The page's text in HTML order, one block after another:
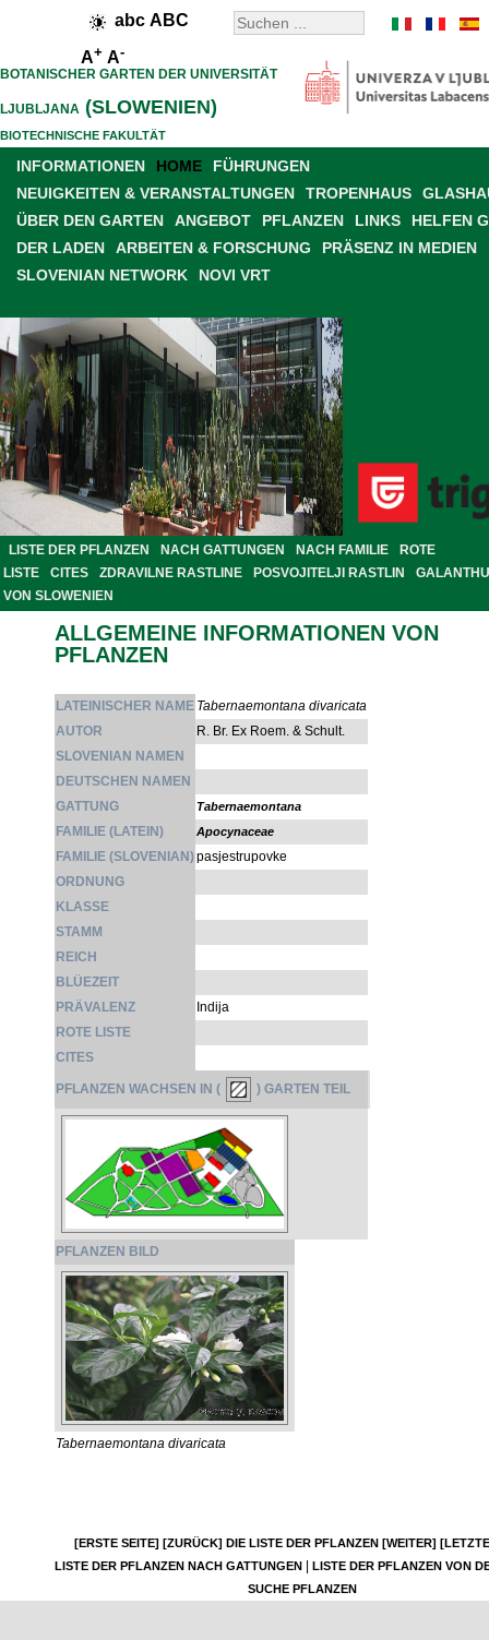
abc ABC
A+ A-
BOTANISCHER GARTEN DER UNIVERSITÄT
LJUBLJANA (SLOWENIEN)
BIOTECHNISCHE FAKULTÄT
INFORMATIONEN HOME
FÜHRUNGEN
NEUIGKEITEN & VERANSTALTUNGEN
TROPENHAUS
ÜBER DEN GARTEN
ANGEBOT PFLANZEN LINKS
HELFEN
DER LADEN
ARBEITEN & FORSCHUNG
PRÄSENZ IN MEDIEN
SLOVENIAN NETWORK
NOVI VRT
LISTE DER PFLANZEN NACH GATTUNGEN NACH FAMILIE
ROTE
LISTE
CITES ZDRAVILNE RASTLINE POSVOJITELJI RASTLIN
VON SLOWENIEN
ALLGEMEINE INFORMATIONEN VON
PFLANZEN
LATEINISCHER NAME Tabernaemontana divaricata
AUTOR
R. Br. Ex Roem. & Schult.
SLOVENIAN NAMEN
DEUTSCHEN NAMEN
GATTUNG
Tabernaemontana
FAMILIE (LATEIN) Apocynaceae
FAMILIE (SLOVENIAN)pasjestrupovke
ORDNUNG
KLASSE
STAMM
REICH
BLÜEZEIT
PRÄVALENZ
Indija
ROTE LISTE
CITES
PFLANZEN WACHSEN IN ( ) GARTEN TEIL
PFLANZEN BILD
Tabernaemontana divaricata
[ERSTE SEITE] [ZURÜCK] DIE LISTE DER PFLANZEN [WEITER]
LISTE DER PFLANZEN NACH GATTUNGEN
LISTE DER PFLANZEN VON
SUCHE PFLANZEN